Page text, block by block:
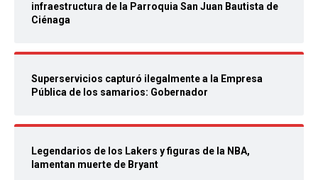
infraestructura de la Parroquia San Juan Bautista de
Ciénaga
Superservicios capturó ilegalmente a la Empresa
Pública de los samarios: Gobernador
Legendarios de los Lakers y figuras de la NBA,
lamentan muerte de Bryant